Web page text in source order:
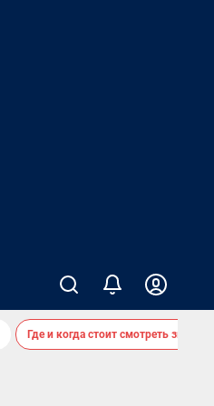
Где и когда стоит смотреть